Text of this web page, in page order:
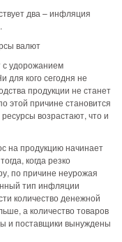
два – инфляция
удорожанием
для кого сегодня не
продукции не станет
этой причине становится
возрастают, что и
на продукцию начинает
когда резко
по причине неурожая
тип инфляции
количество денежной
а количество товаров
и поставщики вынуждены